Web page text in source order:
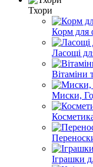
Тхори
Корм для
Ласощі
Вітаміни
Миски,
Іграшки